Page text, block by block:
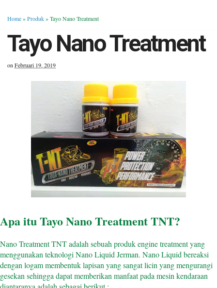
Home»Produk»Tayo Nano Treatment
Tayo Nano Treatment
onFebruari 19, 2019
Apa itu Tayo Nano Treatment TNT?
Nano Treatment TNT adalah sebuah produk engine treatment yang
menggunakan teknologi Nano Liquid Jerman. Nano Liquid bereaksi
dengan logam membentuk lapisan yang sangat licin yang mengurangi
gesekan sehingga dapat memberikan manfaat pada mesin kendaraan